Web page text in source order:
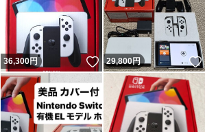
いいね！
36,300円 いいね！
29,800円